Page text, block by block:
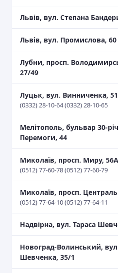
Львів, вул. Степана
Львів, вул. Промислова, 60
Лубни, просп.
27/49
Луцьк, вул. Винниченка, 51
(0332) 28-10-64 (0332) 28-10-65
Мелітополь, бульвар 30-
Перемоги, 44
Миколаїв, просп. Миру,
(0512) 77-60-78 (0512) 77-60-79
Миколаїв, просп.
(0512) 77-64-10 (0512) 77-64-11
Надвірна, вул. Тараса
Новоград-Волинський,
Шевченка, 35/1